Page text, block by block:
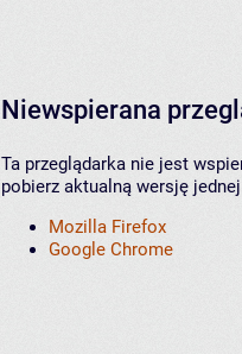
Niewspierana
Ta przeglądarka nie jest
pobierz aktualną wersję
Mozilla Firefox
Google Chrome